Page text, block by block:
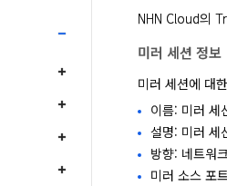
NHN Cloud의
미러 세션 정보
미러 세션에 대
이름: 미러 세
설명: 미러 세
방향: 네트워
미러 소스 포